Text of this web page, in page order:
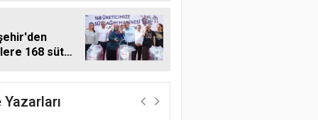
168 süt
Yazarları
Harun Göksel
220 Kilometrelik
Kanalın Sonundaki Acı